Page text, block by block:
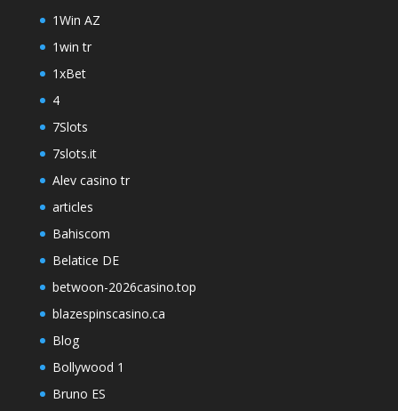
1Win AZ
1win tr
1xBet
4
7Slots
7slots.it
Alev casino tr
articles
Bahiscom
Belatice DE
betwoon-2026casino.top
blazespinscasino.ca
Blog
Bollywood 1
Bruno ES